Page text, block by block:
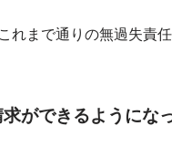
れまで通りの無過失責
ができるようにな